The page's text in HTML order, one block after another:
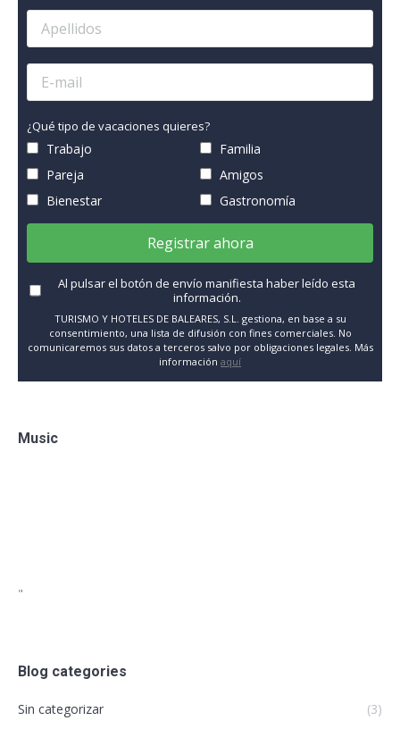
¿Qué tipo de vacaciones quieres?
Trabajo
Familia
Pareja
Amigos
Bienestar
Gastronomía
Registrar ahora
Al pulsar el botón de envío manifiesta haber leído esta
información.
TURISMO Y HOTELES DE BALEARES, S.L. gestiona, en base a su
consentimiento, una lista de difusión con fines comerciales. No
comunicaremos sus datos a terceros salvo por obligaciones legales. Más
información aquí
Music
"
Blog categories
Sin categorizar (3)